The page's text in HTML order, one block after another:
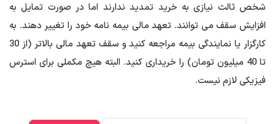
شخص ثالث نیازی به خرید تمدید ندارند اما در صورت تمایل به
افزایش سقف می توانند. تعهد مالی بیمه نامه خود را تغییر دهند. به
کارگزار یا نمایندگی بیمه مراجعه کنید و سقف تعهد مالی بالاتر (از 30
تا 40 میلیون تومان) را خریداری کنید. البته هیچ مکملی برای استرس
فیزیکی لازم نیست.